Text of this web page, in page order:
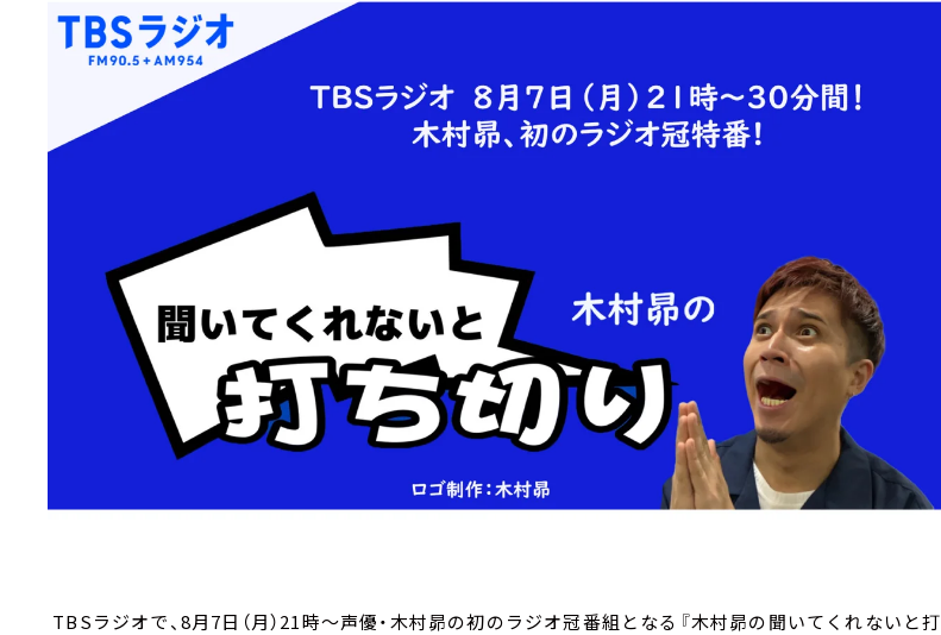
TBSラジオで、8月7日（月）21時～声優・木村昴の初のラジオ冠番組となる『木村昴の聞いてくれないと打